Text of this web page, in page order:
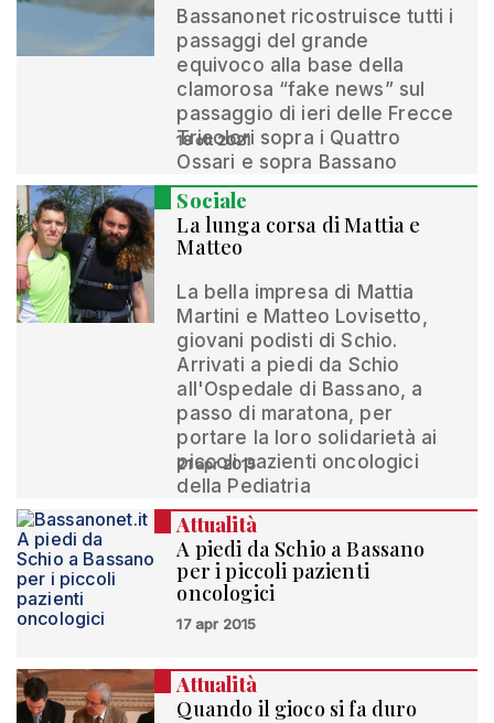
Bassanonet ricostruisce tutti i
passaggi del grande
equivoco alla base della
clamorosa “fake news” sul
passaggio di ieri delle Frecce
Tricolori sopra i Quattro
Ossari e sopra Bassano
18 ott 2021
Sociale
La lunga corsa di Mattia e
Matteo
La bella impresa di Mattia
Martini e Matteo Lovisetto,
giovani podisti di Schio.
Arrivati a piedi da Schio
all'Ospedale di Bassano, a
passo di maratona, per
portare la loro solidarietà ai
piccoli pazienti oncologici
della Pediatria
21 apr 2015
Attualità
A piedi da Schio a Bassano
per i piccoli pazienti
oncologici
17 apr 2015
Attualità
Quando il gioco si fa duro